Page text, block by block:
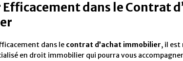
dans le Contrat
dans le contrat d’achat immobilier, il est
en droit immobilier qui pourra vous